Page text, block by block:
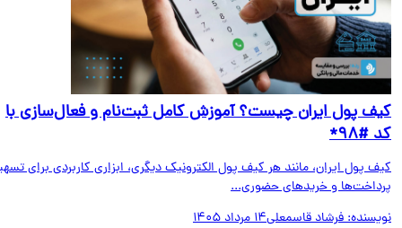
پول ایران چیست؟ آموزش کامل ثبت‌نام و فعال‌سازی با
پول ایران، مانند هر کیف پول الکترونیک دیگری، ابزاری کاربردی برای تسهیل
و خریدهای حضوری...
فرشاد قاسمعلی14 مرداد 1405